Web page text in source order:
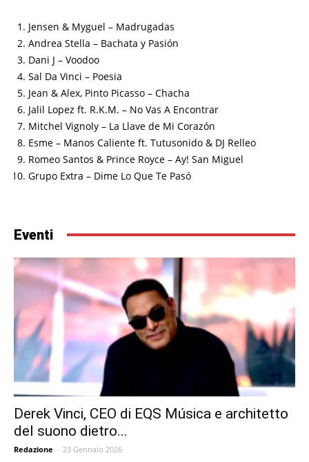
Jensen & Myguel – Madrugadas
Andrea Stella – Bachata y Pasión
Dani J – Voodoo
Sal Da Vinci – Poesia
Jean & Alex, Pinto Picasso – Chacha
Jalil Lopez ft. R.K.M. – No Vas A Encontrar
Mitchel Vignoly – La Llave de Mi Corazón
Esme – Manos Caliente ft. Tutusonido & DJ Relleo
Romeo Santos & Prince Royce – Ay! San Miguel
Grupo Extra – Dime Lo Que Te Pasó
Eventi
Derek Vinci, CEO di EQS Música e architetto
del suono dietro...
Redazione - 23 Gennaio 2026